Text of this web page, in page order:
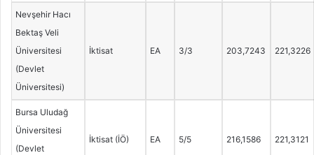
Nevşehir Hacı
Bektaş Veli
Üniversitesi
(Devlet
Üniversitesi)
İktisat EA 3/3 203,7243 221,3226
Bursa Uludağ
Üniversitesi
(Devlet
İktisat (İÖ) EA 5/5 216,1586 221,3121